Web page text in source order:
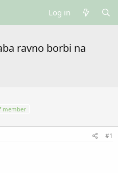
Log in
ravno borbi na
member
#1